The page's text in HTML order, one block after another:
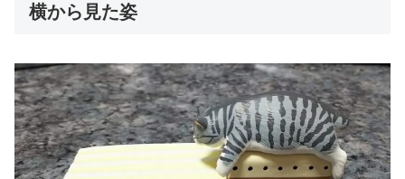
横から見た姿